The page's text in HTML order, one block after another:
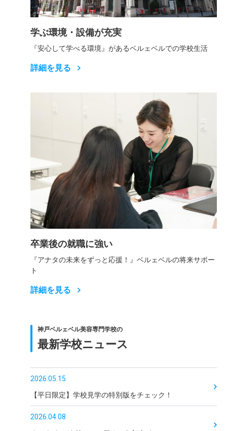
学ぶ環境・設備が充実
『安心して学べる環境』があるベルェベルでの学校生活
詳細を見る
卒業後の就職に強い
『アナタの未来をずっと応援！』ベルェベルの将来サポー
ト
詳細を見る
神戸ベルェベル美容専門学校の
最新学校ニュース
2026.05.15
【平日限定】学校見学の特別版をチェック！
2026.04.08